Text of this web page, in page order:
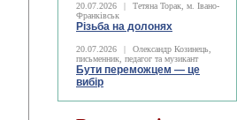
20.07.2026 |
Тетяна Торак, м. Івано-
Франківськ
Різьба на долонях
20.07.2026 |
Олександр Козинець,
письменник, педагог та музикант
Бути переможцем — це
вибір